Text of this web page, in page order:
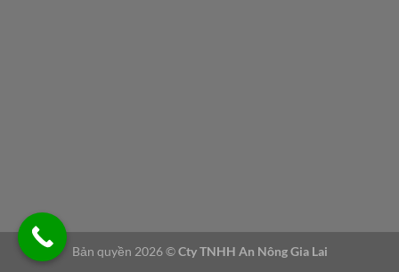
Bản quyền 2026 ©Cty TNHH An Nông Gia Lai